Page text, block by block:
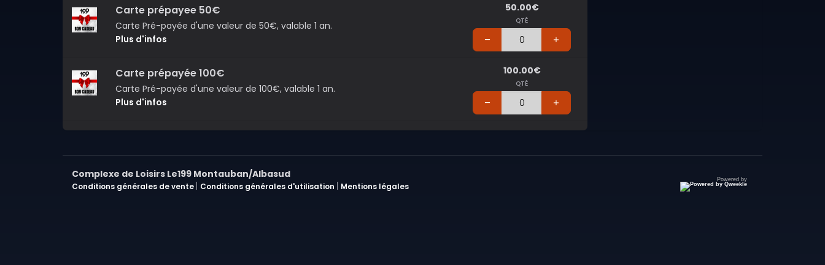
Carte prépayee 50€
Carte Pré-payée d'une valeur de 50€, valable 1 an.
Plus d'infos
50.00€
QTÉ
Carte prépayée 100€
Carte Pré-payée d'une valeur de 100€, valable 1 an.
Plus d'infos
100.00€
QTÉ
Complexe de Loisirs Le199 Montauban/Albasud
Conditions générales de vente | Conditions générales d'utilisation | Mentions légales
Powered by